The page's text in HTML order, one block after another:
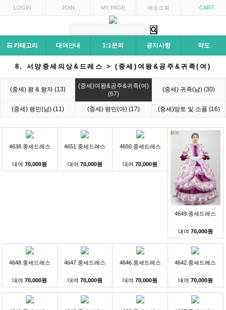
LOGIN JOIN MY PAGE 배송조회 CART
카테고리 대여안내 1:1문의 공지사항 약도
8. 서양중세의상&드레스 > (중세)여왕&공주&귀족(여)
(중세) 왕 & 왕자 (13)
(중세)여왕&공주&귀족(여)
(67)
(중세) 귀족(남) (30)
(중세) 평민(남) (11) (중세) 평민(여) (17) (중세)망토 및 소품 (16)
4638.중세드레스
대여70,000원
4651.중세드레스
대여 70,000원
4650.중세드레스
대여70,000원
4649.중세드레스
대여 70,000원
4648.중세드레스
대여70,000원
4647.중세드레스
대여 70,000원
4646.중세드레스
대여70,000원
4642.중세드레스
대여 70,000원